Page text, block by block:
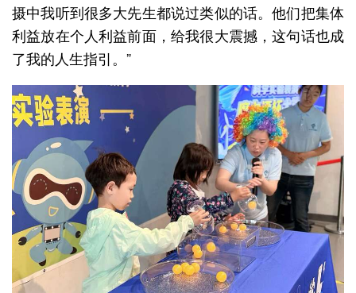
摄中我听到很多大先生都说过类似的话。他们把集体
利益放在个人利益前面，给我很大震撼，这句话也成
了我的人生指引。”